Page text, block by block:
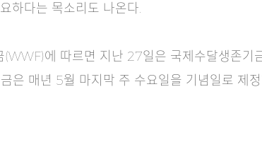
하다는 목소리도 나온다.
(WWF)에 따르면 지난 27일은 국제수달생존기
금은 매년 5월 마지막 주 수요일을 기념일로 제